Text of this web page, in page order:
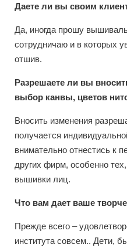
Даете ли вы своим
Да, иногда прошу
сотрудничаю и в которых
отшив.
Разрешаете ли вы
выбор канвы, цветов
Вносить изменения
получается
внимательно отнестись к
других фирм, особенно
вышивки лиц.
Что вам дает ваше
Прежде всего –
института совсем.. Дети,